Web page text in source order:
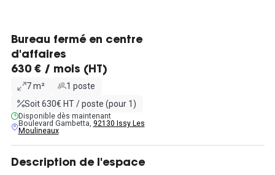
Bureau fermé en centre
d'affaires
630 € / mois (HT)
7 m²
1 poste
Soit 630€ HT / poste (pour 1)
Disponible dès maintenant
Boulevard Gambetta, 92130 Issy Les
Moulineaux
Description de l'espace